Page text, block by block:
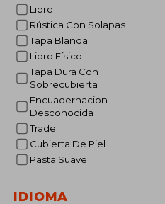
Libro
Rústica Con Solapas
Tapa Blanda
Libro Físico
Tapa Dura Con
Sobrecubierta
Encuadernacion
Desconocida
Trade
Cubierta De Piel
Pasta Suave
IDIOMA